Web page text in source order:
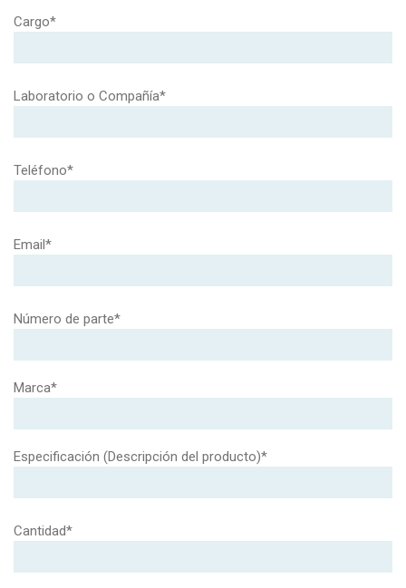
Cargo*
Laboratorio o Compañía*
Teléfono*
Email*
Número de parte*
Marca*
Especificación (Descripción del producto)*
Cantidad*